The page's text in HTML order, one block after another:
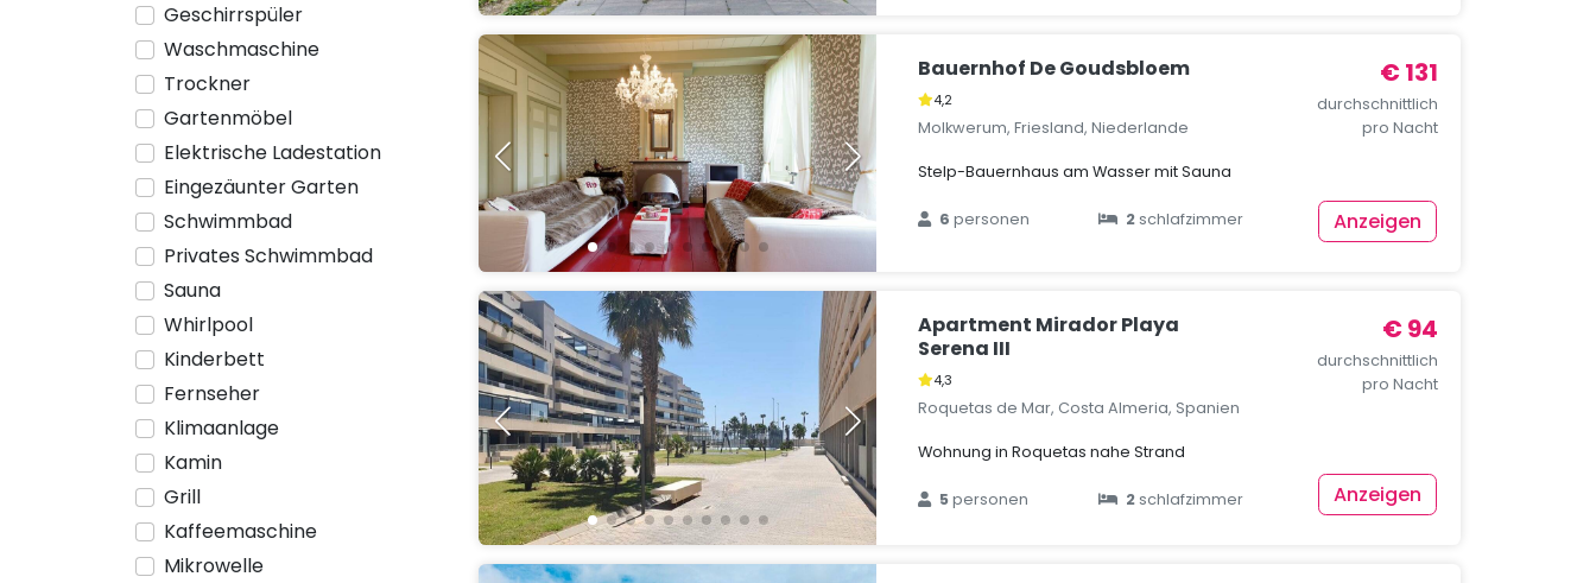
Geschirrspüler
Waschmaschine
Trockner
Gartenmöbel
Elektrische Ladestation
Eingezäunter Garten
Schwimmbad
Privates Schwimmbad
Sauna
Whirlpool
Kinderbett
Fernseher
Klimaanlage
Kamin
Grill
Kaffeemaschine
Mikrowelle
Bauernhof De Goudsbloem
4,2
Molkwerum, Friesland, Niederlande
Stelp-Bauernhaus am Wasser mit Sauna
6personen 2schlafzimmer
€ 131
durchschnittlich
pro Nacht
Anzeigen
Apartment Mirador Playa
Serena III
4,3
Roquetas de Mar, Costa Almeria, Spanien
Wohnung in Roquetas nahe Strand
5personen 2schlafzimmer
€ 94
durchschnittlich
pro Nacht
Anzeigen